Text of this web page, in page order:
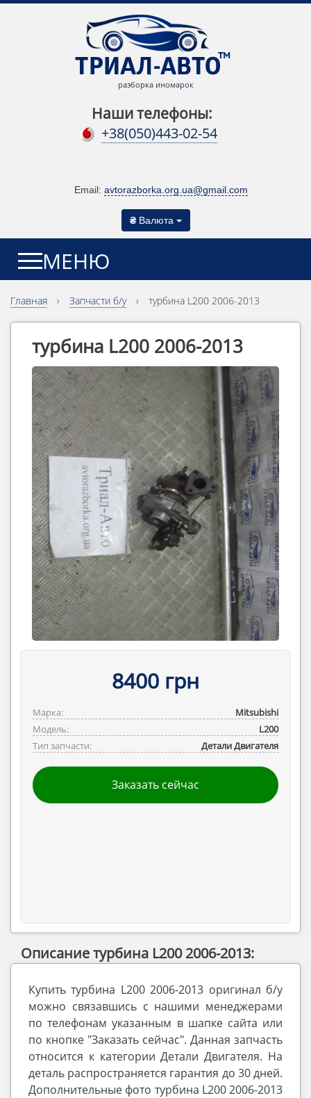
разборка иномарок
Наши телефоны:
+38(050)443-02-54
Email: avtorazborka.org.ua@gmail.com
₴ Валюта
МЕНЮ
Главная › Запчасти б/у › турбина L200 2006-2013
турбина L200 2006-2013
8400 грн
Марка:
Mitsubishi
Модель:
L200
Тип запчасти:
Детали Двигателя
Заказать сейчас
Описание турбина L200 2006-2013:
Купить турбина L200 2006-2013 оригинал б/у
можно связавшись с нашими менеджерами
по телефонам указанным в шапке сайта или
по кнопке "Заказать сейчас". Данная запчасть
относится к категории Детали Двигателя. На
деталь распространяется гарантия до 30 дней.
Дополнительные фото турбина L200 2006-2013